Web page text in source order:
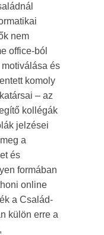
nem
office-ból
és
komoly
– az
kollégák
jelzései
a
és
formában
online
a Család-
külön erre a